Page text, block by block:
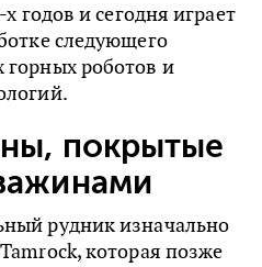
годов и сегодня играет
следующего
роботов и
покрытые
рудник изначально
которая позже